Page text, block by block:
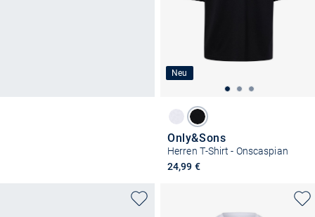
Neu
Only&Sons
Herren T-Shirt - Onscaspian
24,99 €